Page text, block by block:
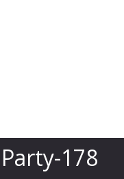
178